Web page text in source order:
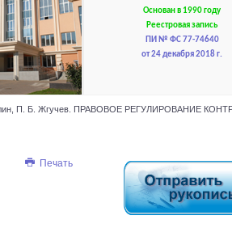
Основан в 1990 году
Реестровая запись
ПИ № ФС 77-74640
от 24 декабря 2018 г.
П. Б. Жгучев. ПРАВОВОЕ РЕГУЛИРОВАНИЕ
Печать